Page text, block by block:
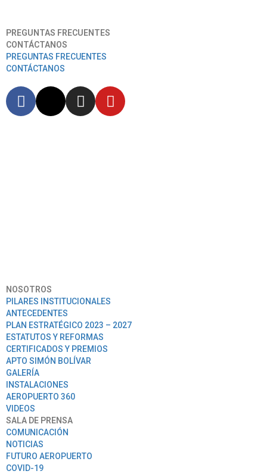
PREGUNTAS FRECUENTES
CONTÁCTANOS
PREGUNTAS FRECUENTES
CONTÁCTANOS
NOSOTROS
PILARES INSTITUCIONALES
ANTECEDENTES
PLAN ESTRATÉGICO 2023 – 2027
ESTATUTOS Y REFORMAS
CERTIFICADOS Y PREMIOS
APTO SIMÓN BOLÍVAR
GALERÍA
INSTALACIONES
AEROPUERTO 360
VIDEOS
SALA DE PRENSA
COMUNICACIÓN
NOTICIAS
FUTURO AEROPUERTO
COVID-19